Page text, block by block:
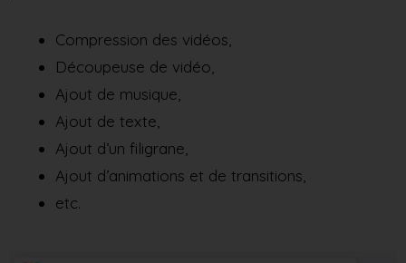
Compression des vidéos,
Découpeuse de vidéo,
Ajout de musique,
Ajout de texte,
Ajout d’un filigrane,
Ajout d’animations et de transitions,
etc.